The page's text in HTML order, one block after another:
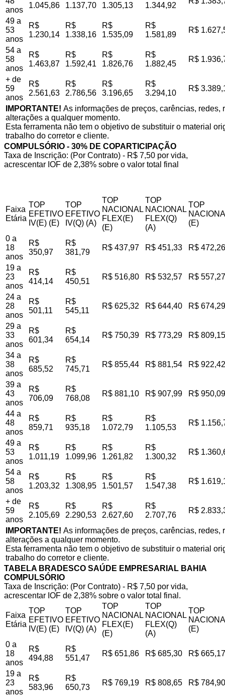
anos
1.045,86
1.137,70
1.305,13
1.344,92
49 a
53
anos
R$
1.230,14
R$
1.338,16
R$
1.535,09
R$
1.581,89
R$
54 a
58
anos
R$
1.463,87
R$
1.592,41
R$
1.826,76
R$
1.882,45
R$
+ de
59
anos
R$
2.561,63
R$
2.786,56
R$
3.196,65
R$
3.294,10
R$
IMPORTANTE! As informações de preços, carências,
alterações a qualquer momento.
Esta ferramenta não tem o objetivo de substituir o material
trabalho do corretor e cliente.
COMPULSÓRIO - 30% DE COPARTICIPAÇÃO
Taxa de Inscrição: (Por Contrato) - R$ 7,50 por vida,
acrescentar IOF de 2,38% sobre o valor total final
Faixa
Etária
TOP
EFETIVO
IV(E) (E)
TOP
EFETIVO
IV(Q) (A)
TOP
NACIONAL
FLEX(E)
(E)
TOP
NACIONAL
FLEX(Q)
(A)
TOP
(E)
0 a
18
anos
R$
350,97
R$
381,79
R$ 437,97 R$ 451,33 R$ 472,26
19 a
23
anos
R$
414,14
R$
450,51
R$ 516,80 R$ 532,57 R$ 557,27
24 a
28
anos
R$
501,11
R$
545,11
R$ 625,32 R$ 644,40 R$ 674,29
29 a
33
anos
R$
601,34
R$
654,14
R$ 750,39 R$ 773,29 R$ 809,15
34 a
38
anos
R$
685,52
R$
745,71
R$ 855,44 R$ 881,54 R$ 922,42
39 a
43
anos
R$
706,09
R$
768,08
R$ 881,10 R$ 907,99 R$ 950,09
44 a
48
anos
R$
859,71
R$
935,18
R$
1.072,79
R$
1.105,53
R$
49 a
53
anos
R$
1.011,19
R$
1.099,96
R$
1.261,82
R$
1.300,32
R$
54 a
58
anos
R$
1.203,32
R$
1.308,95
R$
1.501,57
R$
1.547,38
R$
+ de
59
anos
R$
2.105,69
R$
2.290,53
R$
2.627,60
R$
2.707,76
R$
IMPORTANTE! As informações de preços, carências,
alterações a qualquer momento.
Esta ferramenta não tem o objetivo de substituir o material
trabalho do corretor e cliente.
TABELA BRADESCO SAÚDE EMPRESARIAL BAHIA
COMPULSÓRIO
Taxa de Inscrição: (Por Contrato) - R$ 7,50 por vida,
acrescentar IOF de 2,38% sobre o valor total final.
Faixa
Etária
TOP
EFETIVO
IV(E) (E)
TOP
EFETIVO
IV(Q) (A)
TOP
NACIONAL
FLEX(E)
(E)
TOP
NACIONAL
FLEX(Q)
(A)
TOP
(E)
0 a
18
anos
R$
494,88
R$
551,47
R$ 651,86 R$ 685,30 R$ 665,17
19 a
23
anos
R$
583,96
R$
650,73
R$ 769,19 R$ 808,65 R$ 784,90